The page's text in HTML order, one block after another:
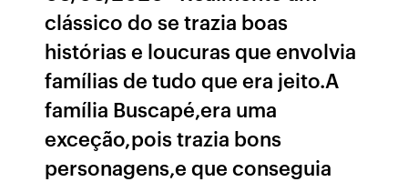
clássico do se trazia boas
histórias e loucuras que envolvia
famílias de tudo que era jeito.A
família Buscapé,era uma
exceção,pois trazia bons
personagens,e que conseguia